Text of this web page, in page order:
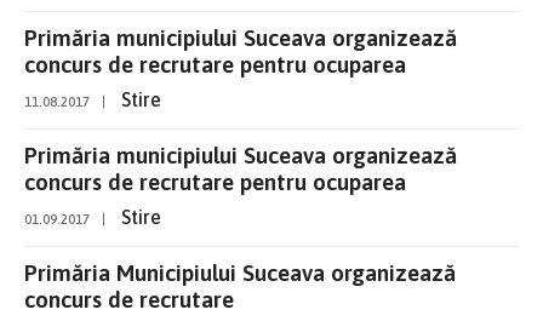
Primăria municipiului Suceava organizează
concurs de recrutare pentru ocuparea
11.08.2017 Stire
Primăria municipiului Suceava organizează
concurs de recrutare pentru ocuparea
01.09.2017 Stire
Primăria Municipiului Suceava organizează
concurs de recrutare